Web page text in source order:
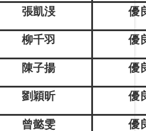
張凱渂 優
柳千羽 優
陳子揚 優
劉穎昕 優
曾懿雯 優